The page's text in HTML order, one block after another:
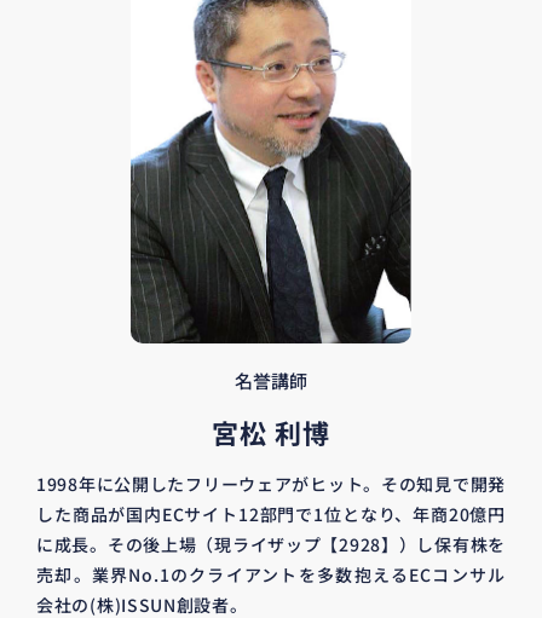
名誉講師
宮松 利博
1998年に公開したフリーウェアがヒット。その知見で開発
した商品が国内ECサイト12部門で1位となり、年商20億円
に成長。その後上場（現ライザップ【2928】）し保有株を
売却。業界No.1のクライアントを多数抱えるECコンサル
会社の(株)ISSUN創設者。